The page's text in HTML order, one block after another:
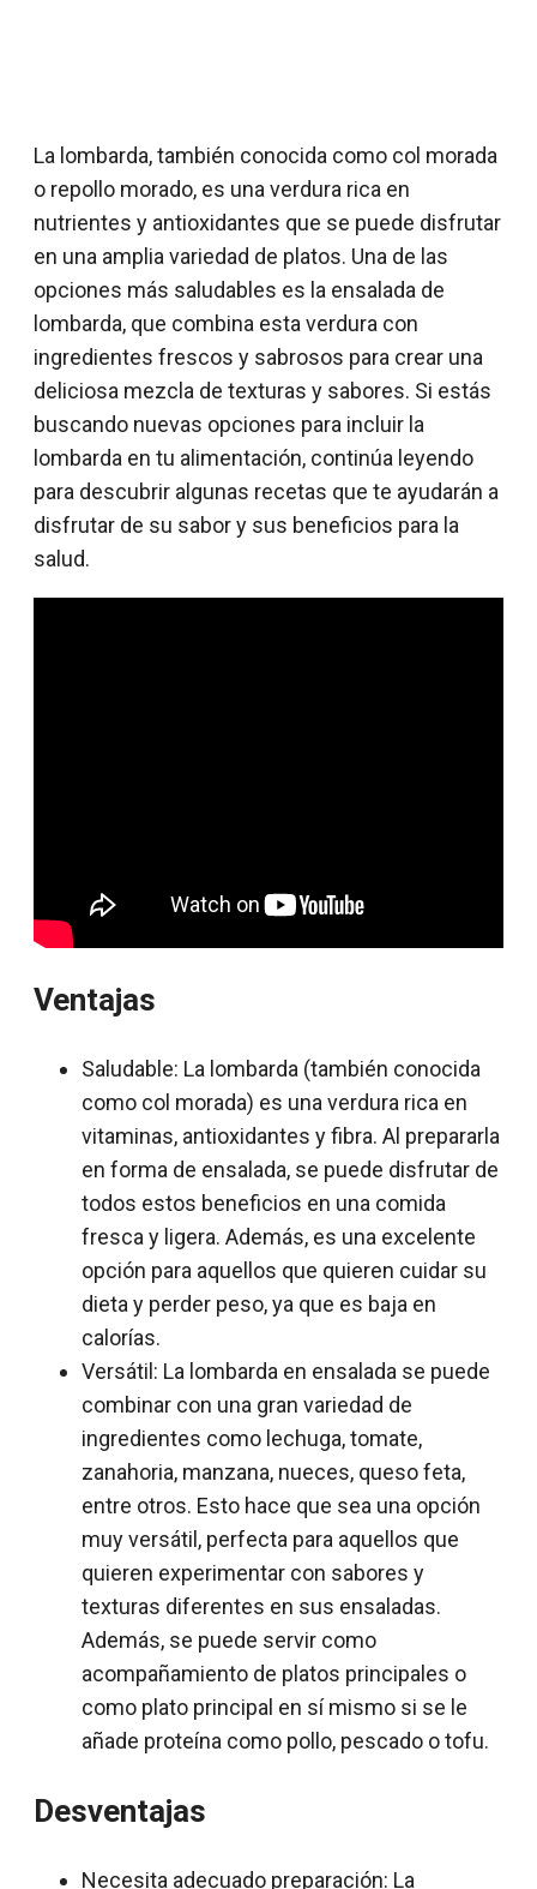
La lombarda, también conocida como col morada
o repollo morado, es una verdura rica en
nutrientes y antioxidantes que se puede disfrutar
en una amplia variedad de platos. Una de las
opciones más saludables es la ensalada de
lombarda, que combina esta verdura con
ingredientes frescos y sabrosos para crear una
deliciosa mezcla de texturas y sabores. Si estás
buscando nuevas opciones para incluir la
lombarda en tu alimentación, continúa leyendo
para descubrir algunas recetas que te ayudarán a
disfrutar de su sabor y sus beneficios para la
salud.
Ventajas
Saludable: La lombarda (también conocida
como col morada) es una verdura rica en
vitaminas, antioxidantes y fibra. Al prepararla
en forma de ensalada, se puede disfrutar de
todos estos beneficios en una comida
fresca y ligera. Además, es una excelente
opción para aquellos que quieren cuidar su
dieta y perder peso, ya que es baja en
calorías.
Versátil: La lombarda en ensalada se puede
combinar con una gran variedad de
ingredientes como lechuga, tomate,
zanahoria, manzana, nueces, queso feta,
entre otros. Esto hace que sea una opción
muy versátil, perfecta para aquellos que
quieren experimentar con sabores y
texturas diferentes en sus ensaladas.
Además, se puede servir como
acompañamiento de platos principales o
como plato principal en sí mismo si se le
añade proteína como pollo, pescado o tofu.
Desventajas
Necesita adecuado preparación: La